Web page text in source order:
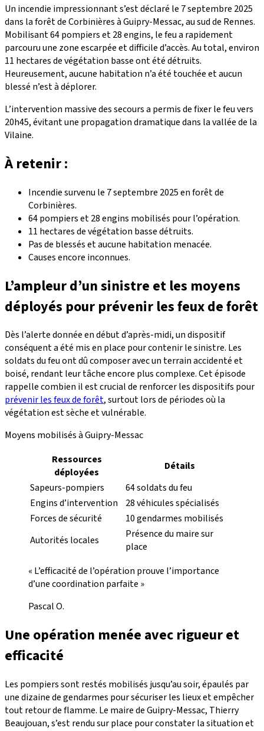
Un incendie impressionnant s’est déclaré le 7 septembre 2025
dans la forêt de Corbinières à Guipry-Messac, au sud de Rennes.
Mobilisant 64 pompiers et 28 engins, le feu a rapidement
parcouru une zone escarpée et difficile d’accès. Au total, environ
11 hectares de végétation basse ont été détruits.
Heureusement, aucune habitation n’a été touchée et aucun
blessé n’est à déplorer.
L’intervention massive des secours a permis de fixer le feu vers
20h45, évitant une propagation dramatique dans la vallée de la
Vilaine.
À retenir :
Incendie survenu le 7 septembre 2025 en forêt de
Corbinières.
64 pompiers et 28 engins mobilisés pour l’opération.
11 hectares de végétation basse détruits.
Pas de blessés et aucune habitation menacée.
Causes encore inconnues.
L’ampleur d’un sinistre et les moyens
déployés pour prévenir les feux de forêt
Dès l’alerte donnée en début d’après-midi, un dispositif
conséquent a été mis en place pour contenir le sinistre. Les
soldats du feu ont dû composer avec un terrain accidenté et
boisé, rendant leur tâche encore plus complexe. Cet épisode
rappelle combien il est crucial de renforcer les dispositifs pour
prévenir les feux de forêt, surtout lors de périodes où la
végétation est sèche et vulnérable.
Moyens mobilisés à Guipry-Messac
Ressources
déployées
Détails
Sapeurs-pompiers
64 soldats du feu
Engins d’intervention
28 véhicules spécialisés
Forces de sécurité
10 gendarmes mobilisés
Autorités locales
Présence du maire sur
place
« L’efficacité de l’opération prouve l’importance
d’une coordination parfaite »
Pascal O.
Une opération menée avec rigueur et
efficacité
Les pompiers sont restés mobilisés jusqu’au soir, épaulés par
une dizaine de gendarmes pour sécuriser les lieux et empêcher
tout retour de flamme. Le maire de Guipry-Messac, Thierry
Beaujouan, s’est rendu sur place pour constater la situation et